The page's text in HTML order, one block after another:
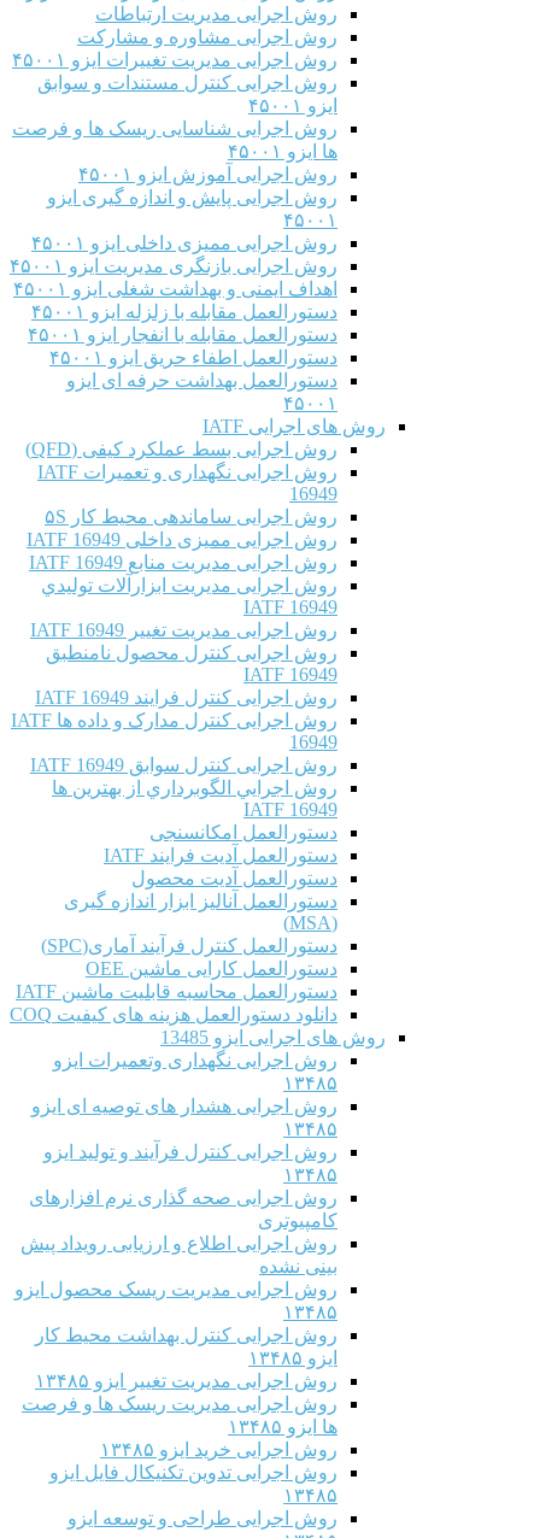
روش اجرایی مدیریت ارتباطات
روش اجرایی مشاوره و مشارکت
روش اجرایی مدیریت تغییرات ایزو ۴۵۰۰۱
روش اجرایی کنترل مستندات و سوابق
ایزو ۴۵۰۰۱
روش اجرایی شناسایی ریسک ها و فرصت
ها ایزو ۴۵۰۰۱
روش اجرایی آموزش ایزو ۴۵۰۰۱
روش اجرایی پایش و اندازه گیری ایزو
۴۵۰۰۱
روش اجرایی ممیزی داخلی ایزو ۴۵۰۰۱
روش اجرایی بازنگری مدیریت ایزو ۴۵۰۰۱
اهداف ایمنی و بهداشت شغلی ایزو ۴۵۰۰۱
دستورالعمل مقابله با زلزله ایزو ۴۵۰۰۱
دستورالعمل مقابله با انفجار ایزو ۴۵۰۰۱
دستورالعمل اطفاء حریق ایزو ۴۵۰۰۱
دستورالعمل بهداشت حرفه ای ایزو
۴۵۰۰۱
روش های اجرایی IATF
روش اجرایی بسط عملکرد کیفی (QFD)
روش اجرایی نگهداری و تعمیرات IATF
16949
روش اجرایی ساماندهی محیط کار ۵S
روش اجرایی ممیزی داخلی IATF 16949
روش اجرایی مدیریت منابع IATF 16949
روش اجرایی مديريت ابزارآلات توليدي
IATF 16949
روش اجرایی مدیریت تغییر IATF 16949
روش اجرایی کنترل محصول نامنطبق
IATF 16949
روش اجرایی کنترل فرایند IATF 16949
روش اجرایی کنترل مدارک و داده ها IATF
16949
روش اجرایی کنترل سوابق IATF 16949
روش اجرايي الگوبرداري از بهترين ها
IATF 16949
دستورالعمل امکانسنجی
دستورالعمل آدیت فرایند IATF
دستورالعمل آدیت محصول
دستورالعمل آنالیز ابزار اندازه گیری
(MSA)
دستورالعمل کنترل فرآیند آماری(SPC)
دستورالعمل کارایی ماشین OEE
دستورالعمل محاسبه قابلیت ماشین IATF
دانلود دستورالعمل هزینه های کیفیت COQ
روش های اجرایی ایزو 13485
روش اجرایی نگهداری وتعمیرات ایزو
۱۳۴۸۵
روش اجرایی هشدار های توصیه ای ایزو
۱۳۴۸۵
روش اجرایی کنترل فرآیند و تولید ایزو
۱۳۴۸۵
روش اجرایی صحه گذاری نرم افزارهای
کامپیوتری
روش اجرایی اطلاع و ارزیابی رویداد پیش
بینی نشده
روش اجرایی مدیریت ریسک محصول ایزو
۱۳۴۸۵
روش اجرایی کنترل بهداشت محیط کار
ایزو ۱۳۴۸۵
روش اجرایی مدیریت تغییر ایزو ۱۳۴۸۵
روش اجرایی مدیریت ریسک ها و فرصت
ها ایزو ۱۳۴۸۵
روش اجرایی خرید ایزو ۱۳۴۸۵
روش اجرایی تدوین تکنیکال فایل ایزو
۱۳۴۸۵
روش اجرایی طراحی و توسعه ایزو